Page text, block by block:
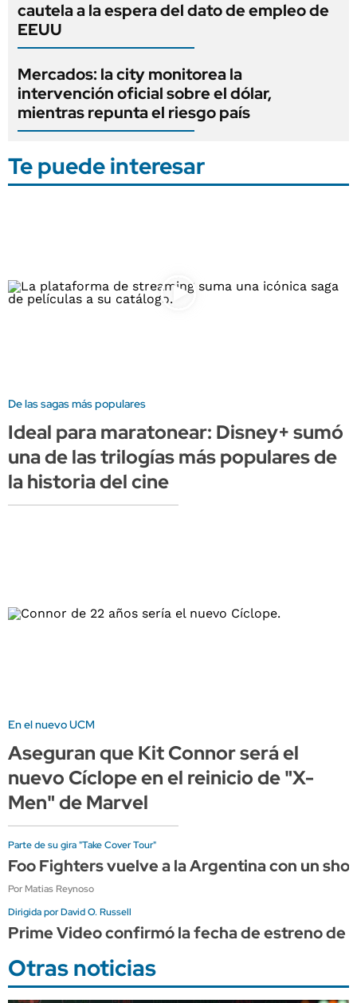
cautela a la espera del dato de empleo de
EEUU
Mercados: la city monitorea la
intervención oficial sobre el dólar,
mientras repunta el riesgo país
Te puede interesar
De las sagas más populares
Ideal para maratonear: Disney+ sumó
una de las trilogías más populares de
la historia del cine
En el nuevo UCM
Aseguran que Kit Connor será el
nuevo Cíclope en el reinicio de "X-
Men" de Marvel
Parte de su gira "Take Cover Tour"
Foo Fighters vuelve a la Argentina con un
Por Matias Reynoso
Dirigida por David O. Russell
Prime Video confirmó la fecha de estreno de
Otras noticias